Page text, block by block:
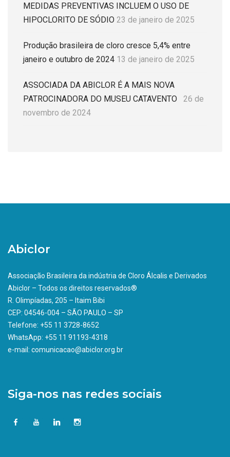
MEDIDAS PREVENTIVAS INCLUEM O USO DE
HIPOCLORITO DE SÓDIO 23 de janeiro de 2025
Produção brasileira de cloro cresce 5,4% entre
janeiro e outubro de 2024 13 de janeiro de 2025
ASSOCIADA DA ABICLOR É A MAIS NOVA
PATROCINADORA DO MUSEU CATAVENTO
26 de
novembro de 2024
Abiclor
Associação Brasileira da indústria de Cloro Álcalis e Derivados
Abiclor – Todos os direitos reservados®
R. Olimpíadas, 205 – Itaim Bibi
CEP: 04546-004 – SÃO PAULO – SP
Telefone: +55 11 3728-8652
WhatsApp: +55 11 91193-4318
e-mail: comunicacao@abiclor.org.br
Siga-nos nas redes sociais